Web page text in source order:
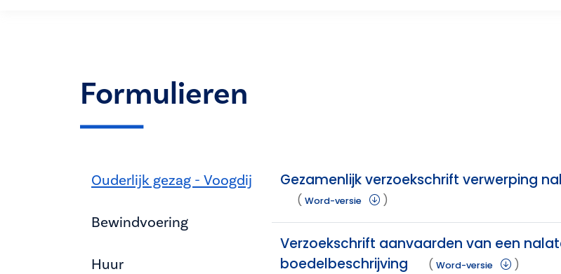
Formulieren
Ouderlijk gezag - Voogdij
Bewindvoering
Huur
Gezamenlijk verzoekschrift verwerping
( Word-versie )
Verzoekschrift aanvaarden van een
boedelbeschrijving
( Word-versie )